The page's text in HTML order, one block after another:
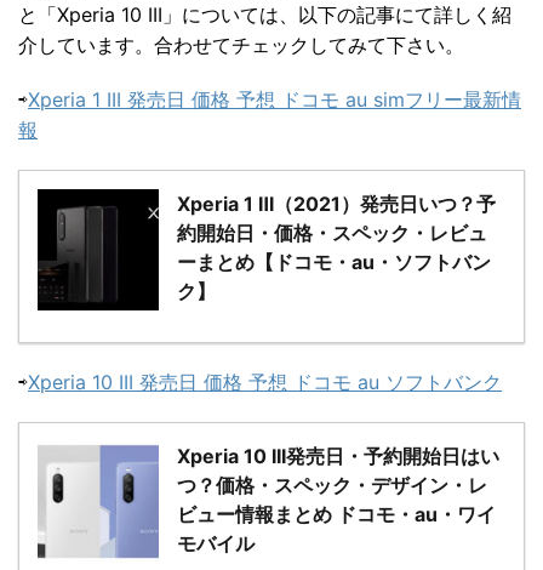
と「Xperia 10 III」については、以下の記事にて詳しく紹
介しています。合わせてチェックしてみて下さい。
⇨Xperia 1 III 発売日 価格 予想 ドコモ au simフリー最新情
報
Xperia 1 Ⅲ（2021）発売日いつ？予
約開始日・価格・スペック・レビュ
ーまとめ【ドコモ・au・ソフトバン
ク】
⇨Xperia 10 III 発売日 価格 予想 ドコモ au ソフトバンク
Xperia 10 III発売日・予約開始日はい
つ？価格・スペック・デザイン・レ
ビュー情報まとめ ドコモ・au・ワイ
モバイル